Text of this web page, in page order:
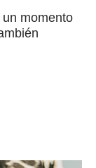
momento